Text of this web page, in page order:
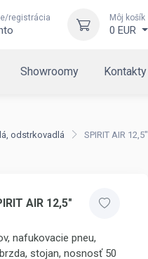
registrácia Môj košík
0 EUR
Showroomy Kontakty
odstrkovadlá SPIRIT AIR 12,5"
AIR 12,5"
nafukovacie pneu,
stojan, nosnosť 50